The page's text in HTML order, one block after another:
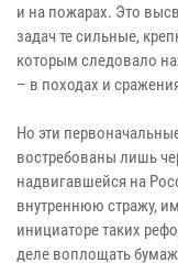
и на пожарах. Это
задач те сильные,
которым следовало
– в походах и
Но эти
востребованы лишь
надвигавшейся на
внутреннюю стражу,
инициаторе таких
деле воплощать